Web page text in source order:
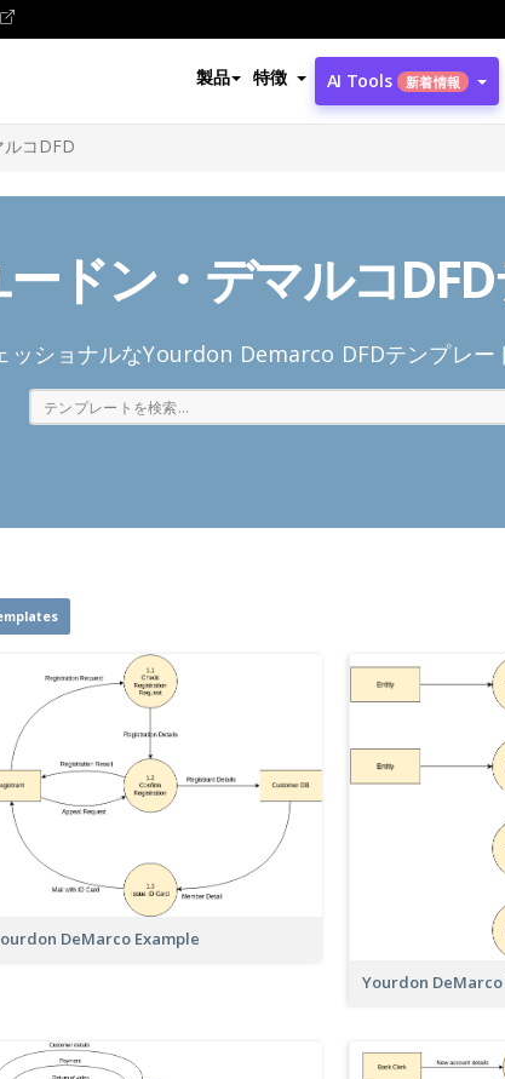
製品 特徴 AI Tools 新着情報
コDFD
ドン・デマルコ
ッショナルなYourdon Demarco DFDテンプレー
DeMarco Example
Yourdon